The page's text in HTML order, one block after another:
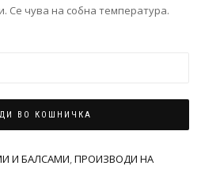
Се чува на собна температура.
ВО КОШНИЧКА
И БАЛСАМИ,ПРОИЗВОДИ НА